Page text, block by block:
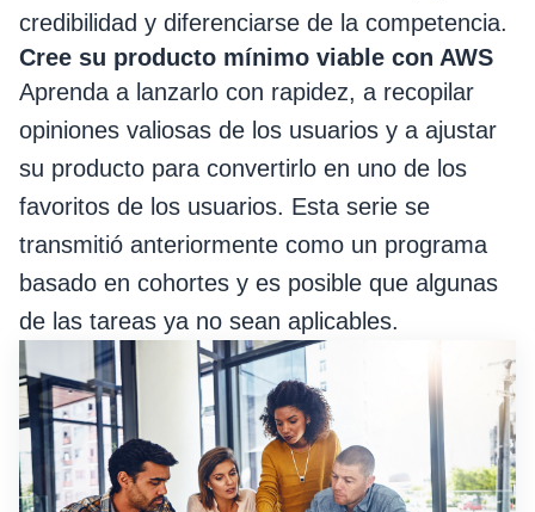
credibilidad y diferenciarse de la competencia.
Cree su producto mínimo viable con AWS
Aprenda a lanzarlo con rapidez, a recopilar
opiniones valiosas de los usuarios y a ajustar
su producto para convertirlo en uno de los
favoritos de los usuarios. Esta serie se
transmitió anteriormente como un programa
basado en cohortes y es posible que algunas
de las tareas ya no sean aplicables.